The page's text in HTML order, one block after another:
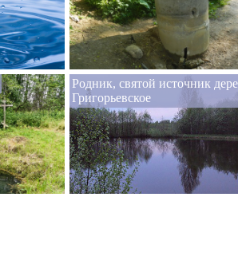
Родник, святой источник
Григорьевское